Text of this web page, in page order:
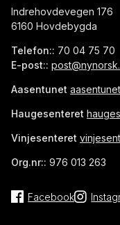
Ein del mindre
Minneintervju
Norsk
Bibliotek
Ca. 15 000 bøker i
Reidar Djupedal
Indrehovdevegen 176
6160 Hovdebygda
Telefon:: 70 04 75 70
E-post::
Aasentunet
Haugesenteret
Vinjesenteret
Org.nr:: 976 013 263
Facebook